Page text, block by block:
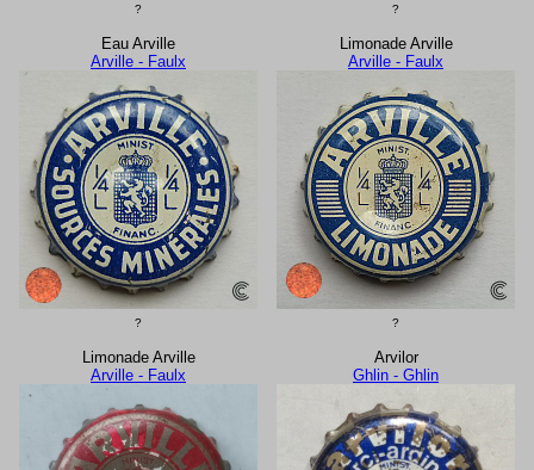
? ?
Eau Arville
Arville - Faulx
?
Limonade Arville
Arville - Faulx
?
Limonade Arville
Arville - Faulx
Arvilor
Ghlin - Ghlin